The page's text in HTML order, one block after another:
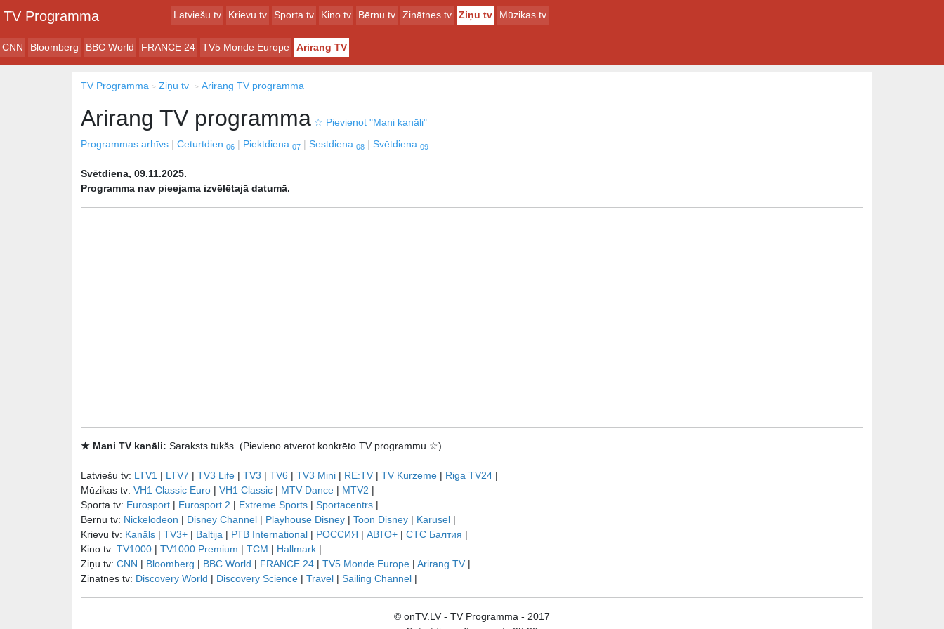
TV Programma Latviešu tv Krievu tv Sporta tv Kino tv Bērnu tv Zinātnes tv Ziņu tv Mūzikas tv
CNN Bloomberg BBC World FRANCE 24 TV5 Monde Europe Arirang TV
TV Programma Ziņu tv Arirang TV programma
Arirang TV programma ☆ Pievienot "Mani kanāli"
Programmas arhīvs
Ceturtdien 06 Piektdiena 07 Sestdiena 08 Svētdiena 09
Svētdiena, 09.11.2025.
Programma nav pieejama izvēlētajā datumā.
★ Mani TV kanāli: Saraksts tukšs. (Pievieno atverot konkrēto TV programmu ☆)
Latviešu tv: LTV1 | LTV7 | TV3 Life | TV3 | TV6 | TV3 Mini | RE:TV | TV Kurzeme | Riga TV24 |
Mūzikas tv: VH1 Classic Euro | VH1 Classic | MTV Dance | MTV2 |
Sporta tv: Eurosport | Eurosport 2 | Extreme Sports | Sportacentrs |
Bērnu tv: Nickelodeon | Disney Channel | Playhouse Disney | Toon Disney | Karusel |
Krievu tv: Kanāls | TV3+ | Baltija | РТB International | РОССИЯ | АВТО+ | СТС Балтия |
Kino tv: TV1000 | TV1000 Premium | TCM | Hallmark |
Ziņu tv: CNN | Bloomberg | BBC World | FRANCE 24 | TV5 Monde Europe | Arirang TV |
Zinātnes tv: Discovery World | Discovery Science | Travel | Sailing Channel |
© onTV.LV - TV Programma - 2017